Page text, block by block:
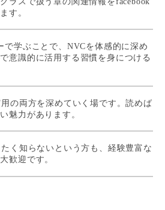
す。
で学ぶことで、NVCを体感的に深め
意識的に活用する習慣を身につける
の両方を深めていく場です。読めば
魅力があります。
く知らないという方も、経験豊富な
歓迎です。